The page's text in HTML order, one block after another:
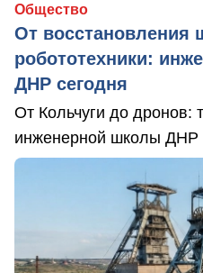
Общество
От восстановления
робототехники:
ДНР сегодня
От Кольчуги до дронов:
инженерной школы ДНР